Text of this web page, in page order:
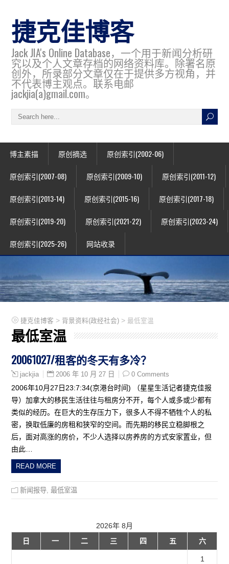
捷克佳博客
Jack JIA's Online Database，一个用于新闻分析研
究以及个人文章存档的网络资料库。除署名原
创外，所录部分文章仅在于提供多方视角，并
不代表博主观点。联系电邮
jackjia(a)gmail.com。
博主素描 原创摘选 原创索引(2002-06)
原创索引(2007-08) 原创索引(2009-10) 原创索引(2011-12)
原创索引(2013-14) 原创索引(2015-16) 原创索引(2017-18)
原创索引(2019-20) 原创索引(2021-22) 原创索引(2023-24)
原创索引(2025-26) 网站收录
捷克佳博客 > 背景资料(政经社会) > 最低室温
最低室温
20061027/租客的冬天有多冷？
jackjia 2006 年 10 月 27 日 0 Comments
2006年10月27日23:7:34(京港台时间) （星星生活记者捷克佳报
导）加拿大的移民生活往往与租房分不开，每个人或多或少都有
类似的经历。在巨大的生存压力下，很多人不得不牺牲个人的私
密，换取低廉的房租和狭窄的空间。而先期的移民立稳脚根之
后，面对高涨的房价，不少人选择以房养房的方式安家置业，但
由此…
READ MORE
新闻报导 ,最低室温
2026年 8月
日
一 二 三 四 五 六
1